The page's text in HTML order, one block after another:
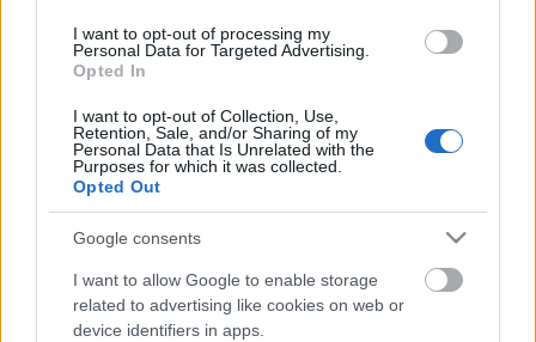
I want to opt-out of processing my
Personal Data for Targeted Advertising.
Opted In
I want to opt-out of Collection, Use,
Retention, Sale, and/or Sharing of my
Personal Data that Is Unrelated with the
Purposes for which it was collected.
Opted Out
Google consents
I want to allow Google to enable storage
related to advertising like cookies on web or
device identifiers in apps.
Helyi hírek
HIRDETÉS